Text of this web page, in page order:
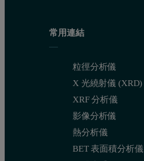
常用連結
粒徑分析儀
X 光繞射儀 (XRD)
XRF 分析儀
影像分析儀
熱分析儀
BET 表面積分析儀